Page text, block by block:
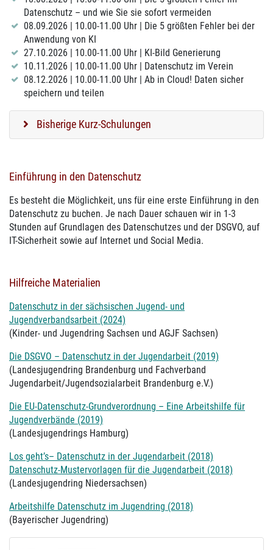
Datenschutz – und wie Sie sie sofort vermeiden
08.09.2026 | 10.00-11.00 Uhr | Die 5 größten Fehler bei der
Anwendung von KI
27.10.2026 | 10.00-11.00 Uhr | KI-Bild Generierung
10.11.2026 | 10.00-11.00 Uhr | Datenschutz im Verein
08.12.2026 | 10.00-11.00 Uhr | Ab in Cloud! Daten sicher
speichern und teilen
Bisherige Kurz-Schulungen
Einführung in den Datenschutz
Es besteht die Möglichkeit, uns für eine erste Einführung in den
Datenschutz zu buchen. Je nach Dauer schauen wir in 1-3
Stunden auf Grundlagen des Datenschutzes und der DSGVO, auf
IT-Sicherheit sowie auf Internet und Social Media.
Hilfreiche Materialien
Datenschutz in der sächsischen Jugend- und
Jugendverbandsarbeit (2024)
(Kinder- und Jugendring Sachsen und AGJF Sachsen)
Die DSGVO – Datenschutz in der Jugendarbeit (2019)
(Landesjugendring Brandenburg und Fachverband
Jugendarbeit/Jugendsozialarbeit Brandenburg e.V.)
Die EU-Datenschutz-Grundverordnung – Eine Arbeitshilfe für
Jugendverbände (2019)
(Landesjugendrings Hamburg)
Los geht’s– Datenschutz in der Jugendarbeit (2018)
Datenschutz-Mustervorlagen für die Jugendarbeit (2018)
(Landesjugendring Niedersachsen)
Arbeitshilfe Datenschutz im Jugendring (2018)
(Bayerischer Jugendring)